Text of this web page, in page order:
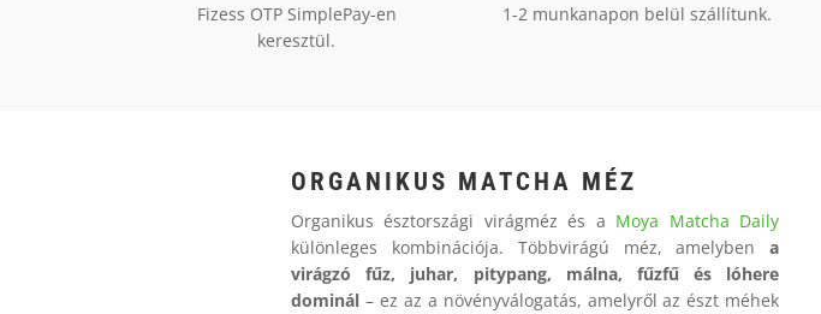
Fizess OTP SimplePay-en
keresztül.
1-2 munkanapon belül szállítunk.
ORGANIKUS MATCHA MÉZ
Organikus észtországi virágméz és a Moya Matcha Daily
különleges kombinációja. Többvirágú méz, amelybena
virágzó fűz, juhar, pitypang, málna, fűzfű és lóhere
dominál– ez az a növényválogatás, amelyről az észt méhek